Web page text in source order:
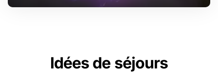
Idées de séjours